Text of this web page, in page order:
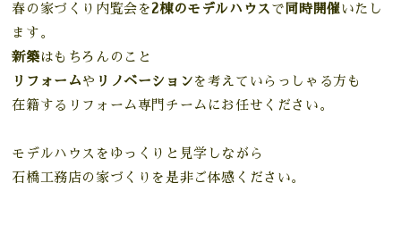
春の家づくり内覧会を 2棟のモデルハウス で 同時開催いたし
ます。
新築 はもちろんのこと
リフォーム や リノベーション を考えていらっしゃる方も
在籍するリフォーム専門チームにお任せください。
モデルハウスをゆっくりと見学しながら
石橋工務店の家づくりを是非ご体感ください。